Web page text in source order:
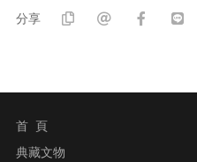
分享
首 頁
典藏文物